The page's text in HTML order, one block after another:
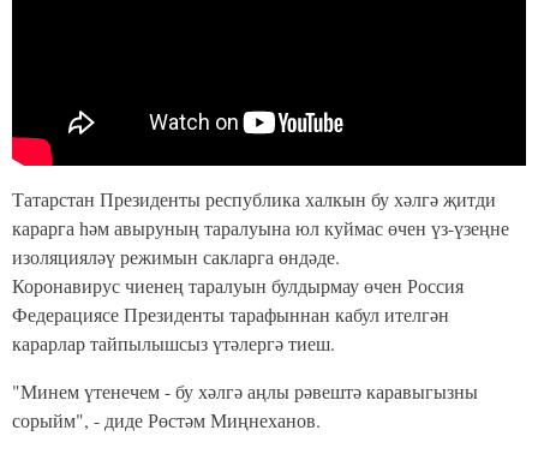
Татарстан Президенты республика халкын бу хәлгә җитди
карарга һәм авыруның таралуына юл куймас өчен үз-үзеңне
изоляцияләү режимын сакларга өндәде.
Коронавирус чиенең таралуын булдырмау өчен Россия
Федерациясе Президенты тарафыннан кабул ителгән
карарлар тайпылышсыз үтәлергә тиеш.
"Минем үтенечем - бу хәлгә аңлы рәвештә каравыгызны
сорыйм", - диде Рөстәм Миңнеханов.